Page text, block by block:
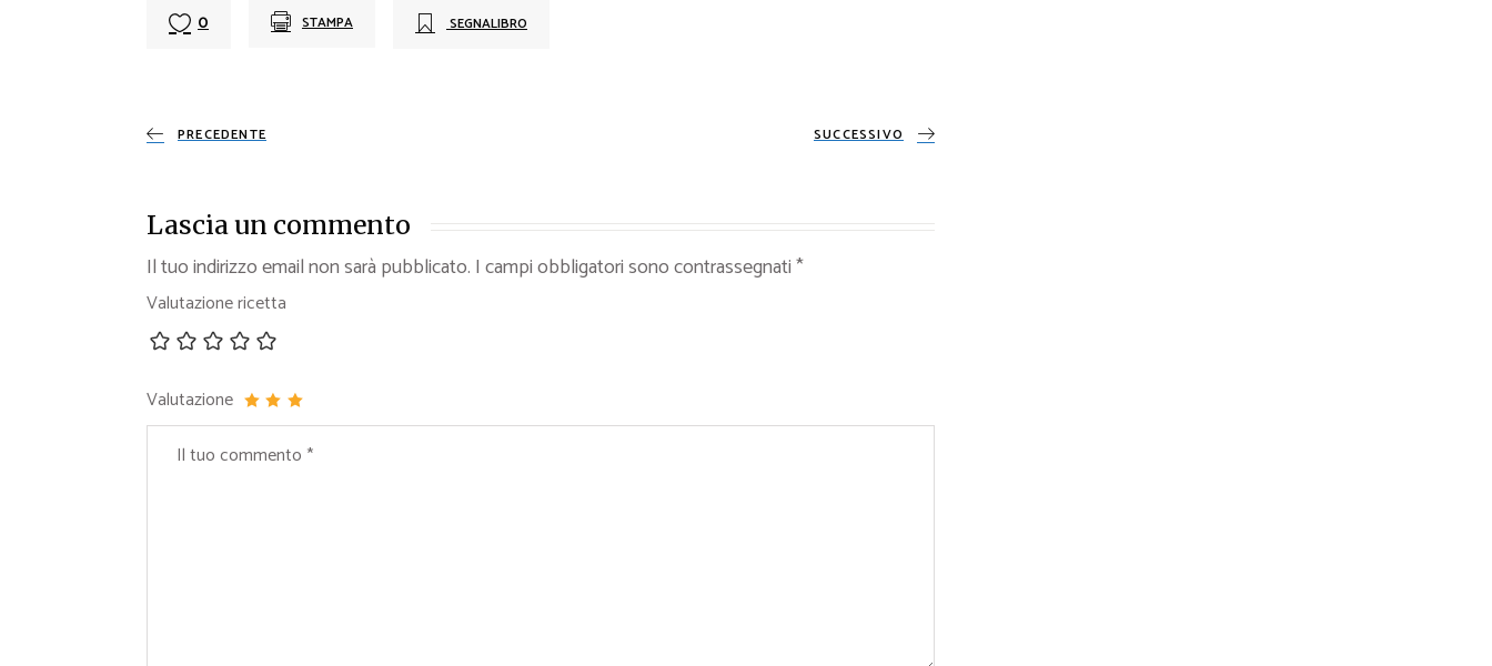
0 STAMPA SEGNALIBRO
PRECEDENTE SUCCESSIVO
Lascia un commento
Il tuo indirizzo email non sarà pubblicato. I campi obbligatori sono contrassegnati*
Valutazione ricetta
Valutazione